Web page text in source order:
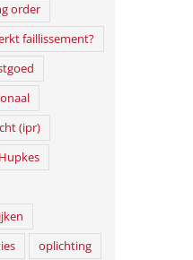
order
faillissement?
(ipr)
oplichting